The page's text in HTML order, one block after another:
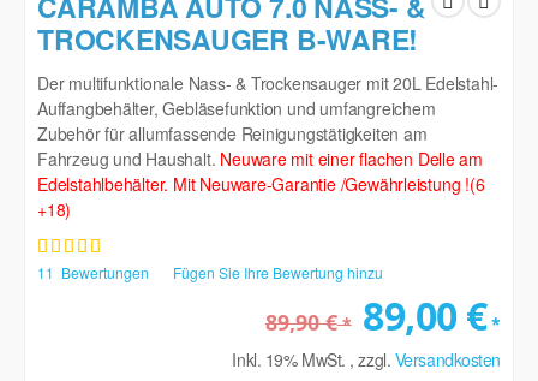
springen
der
Bildgalerie
TROCKENSAUGER B-WARE!
Der multifunktionale Nass- & Trockensauger mit 20L Edelstahl-
Auffangbehälter, Gebläsefunktion und umfangreichem
Zubehör für allumfassende Reinigungstätigkeiten am
Fahrzeug und Haushalt. Neuware mit einer flachen Delle am
Edelstahlbehälter. Mit Neuware-Garantie /Gewährleistung !(6
+18)
Bewertung:
87
% of100
11 Bewertungen Fügen Sie Ihre Bewertung hinzu
89,90 € 89,00 €
Inkl. 19% MwSt. ,zzgl. Versandkosten